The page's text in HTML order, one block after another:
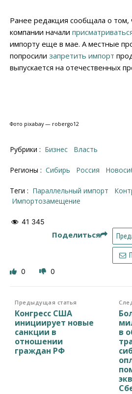
Ранее редакция сообщала о том,
компании начали
импорту еще в мае. А местные
попросили запретить импорт
выпускается на отечественных
Фото pixabay — robergo12
Рубрики : Бизнес Власть
Регионы : Сибирь Россия
Теги : Параллельный импорт
импортозамещение
41 345
Поделиться
0 0
Предыдущая статья
Конгресс США
инициирует новые
санкции в
отношении
граждан РФ
в